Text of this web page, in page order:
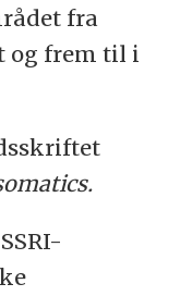
fra
og frem til i